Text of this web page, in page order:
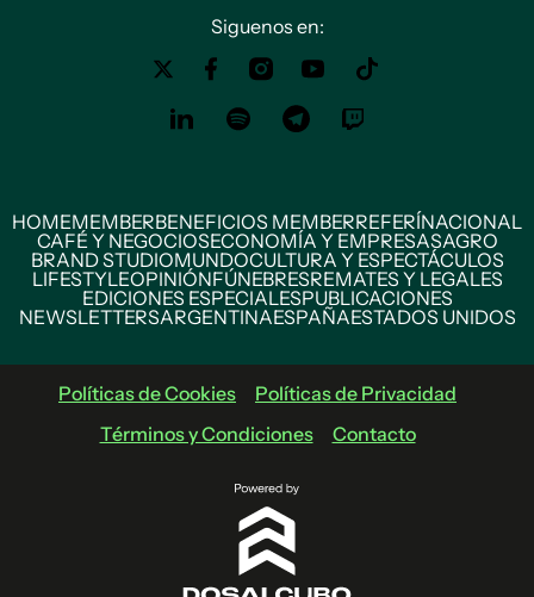
Siguenos en:
HOMEMEMBERBENEFICIOS MEMBERREFERÍNACIONAL
CAFÉ Y NEGOCIOSECONOMÍA Y EMPRESASAGRO
BRAND STUDIOMUNDOCULTURA Y ESPECTÁCULOS
LIFESTYLEOPINIÓNFÚNEBRESREMATES Y LEGALES
EDICIONES ESPECIALESPUBLICACIONES
NEWSLETTERSARGENTINAESPAÑAESTADOS UNIDOS
Políticas de Cookies
Políticas de Privacidad
Términos y Condiciones
Contacto